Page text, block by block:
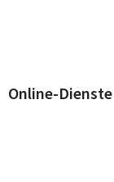
Online-